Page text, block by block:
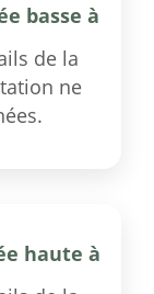
basse à
de la
ne
haute à